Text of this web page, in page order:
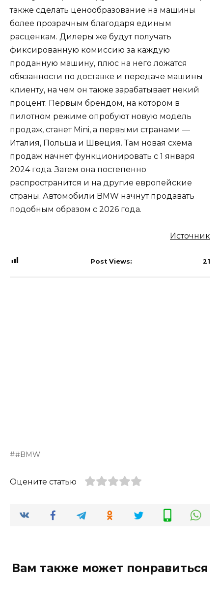
также сделать ценообразование на машины
более прозрачным благодаря единым
расценкам. Дилеры же будут получать
фиксированную комиссию за каждую
проданную машину, плюс на него ложатся
обязанности по доставке и передаче машины
клиенту, на чем он также зарабатывает некий
процент. Первым брендом, на котором в
пилотном режиме опробуют новую модель
продаж, станет Mini, а первыми странами —
Италия, Польша и Швеция. Там новая схема
продаж начнет функционировать с 1 января
2024 года. Затем она постепенно
распространится и на другие европейские
страны. Автомобили BMW начнут продавать
подобным образом с 2026 года.
Источник
Post Views: 21
#BMW
Оцените статью
Вам также может понравиться